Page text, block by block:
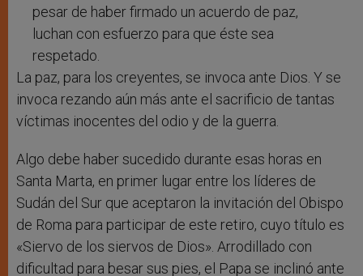
pesar de haber firmado un acuerdo de paz,
luchan con esfuerzo para que éste sea
respetado.
La paz, para los creyentes, se invoca ante Dios. Y se
invoca rezando aún más ante el sacrificio de tantas
víctimas inocentes del odio y de la guerra.
Algo debe haber sucedido durante esas horas en
Santa Marta, en primer lugar entre los líderes de
Sudán del Sur que aceptaron la invitación del Obispo
de Roma para participar de este retiro, cuyo título es
«Siervo de los siervos de Dios». Arrodillado con
dificultad para besar sus pies, el Papa se inclinó ante